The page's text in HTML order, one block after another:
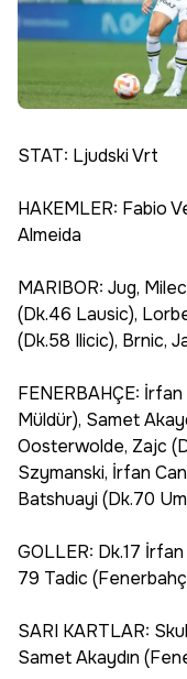
STAT: Ljudski Vrt
HAKEMLER: Fabio
Almeida
MARIBOR: Jug,
(Dk.46 Lausic),
(Dk.58 Ilicic), Brnic,
FENERBAHÇE:
Müldür), Samet
Oosterwolde, Zajc
Szymanski, İrfan
Batshuayi (Dk.70
GOLLER: Dk.17
79 Tadic
SARI KARTLAR:
Samet Akaydın